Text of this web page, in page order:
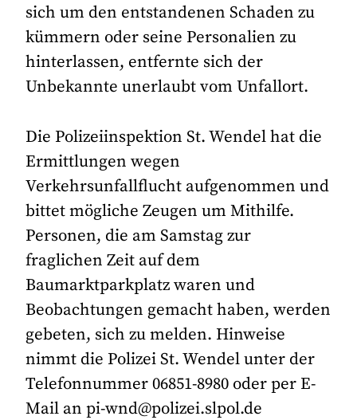
sich um den entstandenen Schaden zu
kümmern oder seine Personalien zu
hinterlassen, entfernte sich der
Unbekannte unerlaubt vom Unfallort.
Die Polizeiinspektion St. Wendel hat die
Ermittlungen wegen
Verkehrsunfallflucht aufgenommen und
bittet mögliche Zeugen um Mithilfe.
Personen, die am Samstag zur
fraglichen Zeit auf dem
Baumarktparkplatz waren und
Beobachtungen gemacht haben, werden
gebeten, sich zu melden. Hinweise
nimmt die Polizei St. Wendel unter der
Telefonnummer 06851-8980 oder per E-
Mail an pi-wnd@polizei.slpol.de